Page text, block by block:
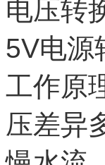
电压转
5V电源
工作原
压差异